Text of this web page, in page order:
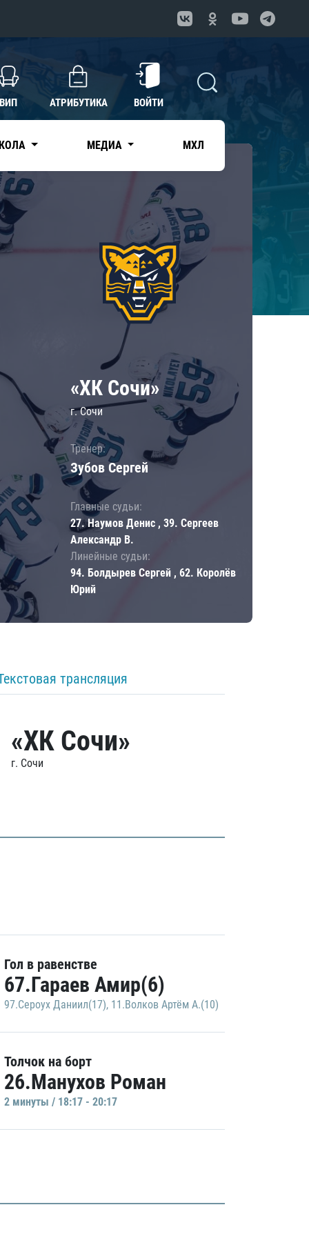
ВИП АТРИБУТИКА ВОЙТИ
МЕДИА МХЛ
«ХК Сочи»
г. Сочи
Тренер:
Зубов Сергей
Главные судьи:
27. Наумов Денис , 39. Сергеев
Александр В.
Линейные судьи:
94. Болдырев Сергей , 62. Королёв
Юрий
трансляция
«ХК Сочи»
г. Сочи
Гол в равенстве
67.Гараев Амир(6)
97.Сероух Даниил(17), 11.Волков Артём А.(10)
Толчок на борт
26.Манухов Роман
2 минуты / 18:17 - 20:17